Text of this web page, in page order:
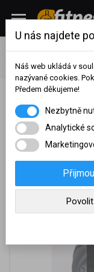
Oblečení
Mikina Rebel hero crop
Nebbia Mikina
U nás najdete
Náš web ukládá v
nazývané cookies.
Předem děkujeme!
Nezbytně
Analytické